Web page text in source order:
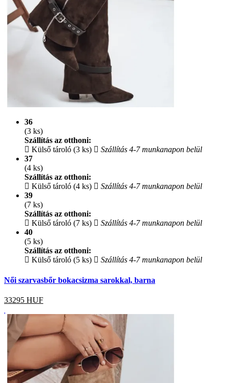
36
(3 ks)
Szállítás az otthoni:
Külső tároló (3 ks)
Szállítás 4-7 munkanapon belül
37
(4 ks)
Szállítás az otthoni:
Külső tároló (4 ks)
Szállítás 4-7 munkanapon belül
39
(7 ks)
Szállítás az otthoni:
Külső tároló (7 ks)
Szállítás 4-7 munkanapon belül
40
(5 ks)
Szállítás az otthoni:
Külső tároló (5 ks)
Szállítás 4-7 munkanapon belül
Női szarvasbőr bokacsizma sarokkal, barna
33295 HUF